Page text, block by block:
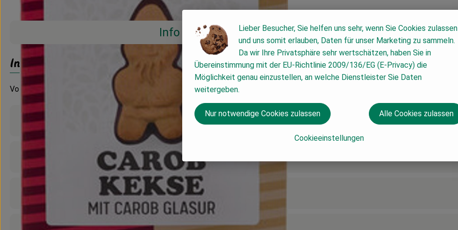
Info
Info
Vollkorn
Produktinformationen
Zutaten
Nährwert-Info
Lieber Besucher, Sie helfen uns sehr, wenn Sie Cookies zulassen
und uns somit erlauben, Daten für unser Marketing zu sammeln.
Da wir Ihre Privatsphäre sehr wertschätzen, haben Sie in
Übereinstimmung mit der EU-Richtlinie 2009/136/EG (E-Privacy) die
Möglichkeit genau einzustellen, an welche Dienstleister Sie Daten
weitergeben.
Cookieeinstellungen
Nur notwendige Cookies zulassen Alle Cookies zulassen